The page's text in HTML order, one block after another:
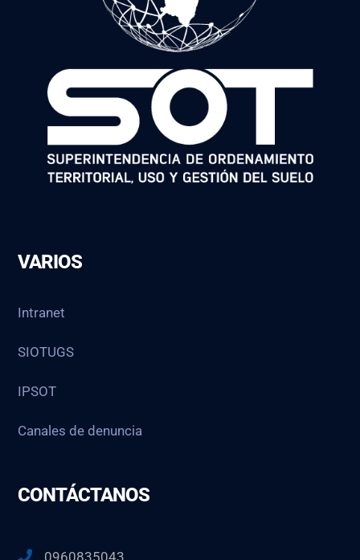
VARIOS
Intranet
SIOTUGS
IPSOT
Canales de denuncia
CONTÁCTANOS